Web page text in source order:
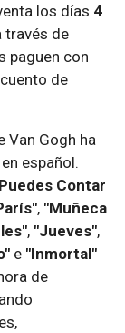
los días 4
través de
paguen con
de
Van Gogh ha
español.
Contar
, "Muñeca
, "Jueves",
e "Inmortal"
de